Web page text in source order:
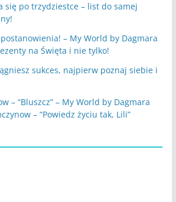
się po trzydziestce – list do samej
– My World by Dagmara
na Święta i nie tylko!
sukces, najpierw poznaj siebie i
– “Bluszcz” – My World by Dagmara
– “Powiedz życiu tak, Lili”